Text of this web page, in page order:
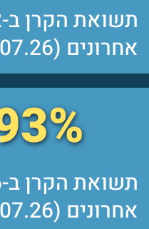
אחרונים (01.08.25-31.07.26)
אחרונים (01.08.23-31.07.26)